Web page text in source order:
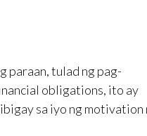
paraan, tulad ng pag-
obligations, ito ay
sa iyo ng motivation